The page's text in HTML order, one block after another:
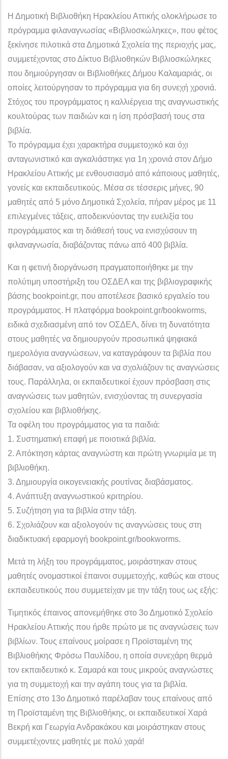
Η Δημοτική Βιβλιοθήκη Ηρακλείου Αττικής ολοκλήρωσε το
πρόγραμμα φιλαναγνωσίας «Βιβλιοσκώληκες», που φέτος
ξεκίνησε πιλοτικά στα Δημοτικά Σχολεία της περιοχής μας,
συμμετέχοντας στο Δίκτυο Βιβλιοθηκών Βιβλιοσκώληκες
που δημιούργησαν οι Βιβλιοθήκες Δήμου Καλαμαριάς, οι
οποίες λειτούργησαν το πρόγραμμα για 6η συνεχή χρονιά.
Στόχος του προγράμματος η καλλιέργεια της αναγνωστικής
κουλτούρας των παιδιών και η ίση πρόσβασή τους στα
βιβλία.
Το πρόγραμμα έχει χαρακτήρα συμμετοχικό και όχι
ανταγωνιστικό και αγκαλιάστηκε για 1η χρονιά στον Δήμο
Ηρακλείου Αττικής με ενθουσιασμό από κάποιους μαθητές,
γονείς και εκπαιδευτικούς. Μέσα σε τέσσερις μήνες, 90
μαθητές από 5 μόνο Δημοτικά Σχολεία, πήραν μέρος με 11
επιλεγμένες τάξεις, αποδεικνύοντας την ευελιξία του
προγράμματος και τη διάθεσή τους να ενισχύσουν τη
φιλαναγνωσία, διαβάζοντας πάνω από 400 βιβλία.
Και η φετινή διοργάνωση πραγματοποιήθηκε με την
πολύτιμη υποστήριξη του ΟΣΔΕΛ και της βιβλιογραφικής
βάσης bookpoint.gr, που αποτέλεσε βασικό εργαλείο του
προγράμματος. Η πλατφόρμα bookpoint.gr/bookworms,
ειδικά σχεδιασμένη από τον ΟΣΔΕΛ, δίνει τη δυνατότητα
στους μαθητές να δημιουργούν προσωπικά ψηφιακά
ημερολόγια αναγνώσεων, να καταγράφουν τα βιβλία που
διάβασαν, να αξιολογούν και να σχολιάζουν τις αναγνώσεις
τους. Παράλληλα, οι εκπαιδευτικοί έχουν πρόσβαση στις
αναγνώσεις των μαθητών, ενισχύοντας τη συνεργασία
σχολείου και βιβλιοθήκης.
Τα οφέλη του προγράμματος για τα παιδιά:
1. Συστηματική επαφή με ποιοτικά βιβλία.
2. Απόκτηση κάρτας αναγνώστη και πρώτη γνωριμία με τη
βιβλιοθήκη.
3. Δημιουργία οικογενειακής ρουτίνας διαβάσματος.
4. Ανάπτυξη αναγνωστικού κριτηρίου.
5. Συζήτηση για τα βιβλία στην τάξη.
6. Σχολιάζουν και αξιολογούν τις αναγνώσεις τους στη
διαδικτυακή εφαρμογή bookpoint.gr/bookworms.
Μετά τη λήξη του προγράμματος, μοιράστηκαν στους
μαθητές ονομαστικοί έπαινοι συμμετοχής, καθώς και στους
εκπαιδευτικούς που συμμετείχαν με την τάξη τους ως εξής:
Τιμητικός έπαινος απονεμήθηκε στο 3ο Δημοτικό Σχολείο
Ηρακλείου Αττικής που ήρθε πρώτο με τις αναγνώσεις των
βιβλίων. Τους επαίνους μοίρασε η Προϊσταμένη της
Βιβλιοθήκης Φρόσω Παυλίδου, η οποία συνεχάρη θερμά
τον εκπαιδευτικό κ. Σαμαρά και τους μικρούς αναγνώστες
για τη συμμετοχή και την αγάπη τους για τα βιβλία.
Επίσης στο 13ο Δημοτικό παρέλαβαν τους επαίνους από
τη Προϊσταμένη της Βιβλιοθήκης, οι εκπαιδευτικοί Χαρά
Βεκρή και Γεωργία Ανδρακάκου και μοιράστηκαν στους
συμμετέχοντες μαθητές με πολύ χαρά!